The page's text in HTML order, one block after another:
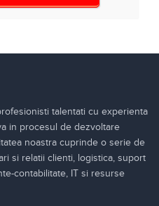
talentati cu experienta
in procesul de dezvoltare
noastra cuprinde o serie de
si relatii clienti, logistica, suport
contabilitate, IT si resurse